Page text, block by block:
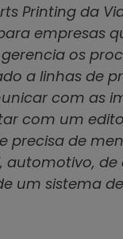
Printing da
empresas
gerencia os
a linhas de
com as
com um
precisa de
automotivo,
um sistema